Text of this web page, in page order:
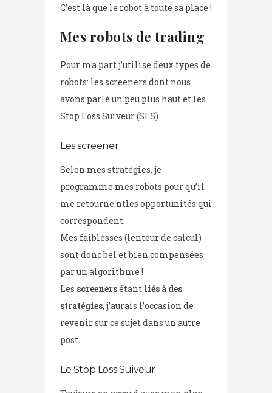
C’est là que le robot à toute sa place !
Mes robots de trading
Pour ma part j’utilise deux types de
robots: les screeners dont nous
avons parlé un peu plus haut et les
Stop Loss Suiveur (SLS).
Les screener
Selon mes stratégies, je
programme mes robots pour qu’il
me retourne ntles opportunités qui
correspondent.
Mes faiblesses (lenteur de calcul)
sont donc bel et bien compensées
par un algorithme !
Les screenersétant liés à des
stratégies, j’aurais l’occasion de
revenir sur ce sujet dans un autre
post.
Le Stop Loss Suiveur